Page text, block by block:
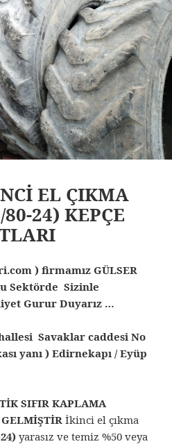
EL ÇIKMA
24) KEPÇE
) firmamız GÜLSER
Sektörde Sizinle
Gurur Duyarız …
Savaklar caddesi No
yanı ) Edirnekapı / Eyüp
SIFIR KAPLAMA
İkinci el çıkma
yarasız ve temiz %50 veya